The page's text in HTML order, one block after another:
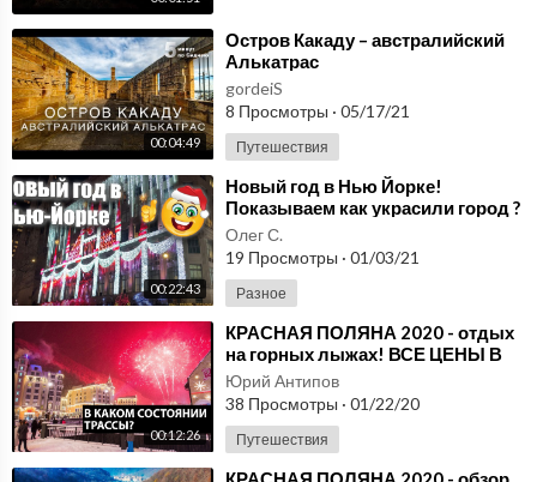
00:04:49
⁣Остров Какаду – австралийский
Алькатрас
gordeiS
8 Просмотры · 05/17/21
Путешествия
00:22:43
⁣Новый год в Нью Йорке!
Показываем как украсили город ?
Олег С.
19 Просмотры · 01/03/21
Разное
00:12:26
⁣КРАСНАЯ ПОЛЯНА 2020 - отдых
на горных лыжах! ВСЕ ЦЕНЫ В
РОЗА ХУТОР 2020 - дорого?
Юрий Антипов
38 Просмотры · 01/22/20
Путешествия